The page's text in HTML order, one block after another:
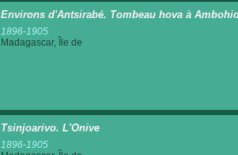
Environs d'Antsirabé. Tombeau hova à
1896-1905
Madagascar, Île de
Tsinjoarivo. L'Onive
1896-1905